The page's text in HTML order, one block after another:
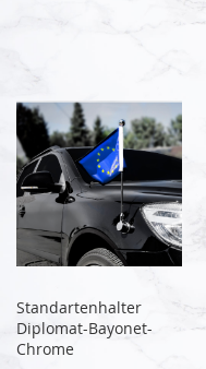
Standartenhalter
Diplomat-Bayonet-
Chrome